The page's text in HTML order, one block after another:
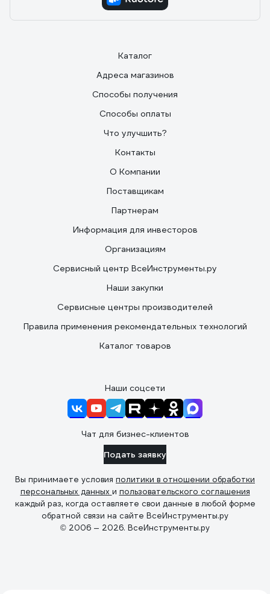
Каталог
Адреса магазинов
Способы получения
Способы оплаты
Что улучшить?
Контакты
О Компании
Поставщикам
Партнерам
Информация для инвесторов
Организациям
Сервисный центр ВсеИнструменты.ру
Наши закупки
Сервисные центры производителей
Правила применения рекомендательных технологий
Каталог товаров
Наши соцсети
Чат для бизнес-клиентов
Подать заявку
Вы принимаете условия политики в отношении обработки
персональных данных и пользовательского соглашения
каждый раз, когда оставляете свои данные в любой форме
обратной связи на сайте ВсеИнструменты.ру
© 2006 — 2026. ВсеИнструменты.ру